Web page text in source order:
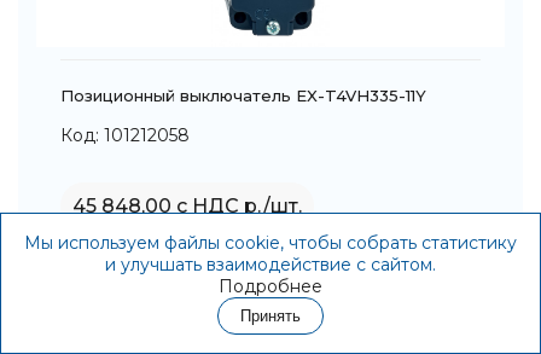
Корзина
Позиционный выключатель EX-T4VH335-11Y
Код: 101212058
45 848,00 с НДС р./шт.
В корзину
Мы используем файлы cookie, чтобы собрать статистику
и улучшать взаимодействие с сайтом.
Подробнее
Принять